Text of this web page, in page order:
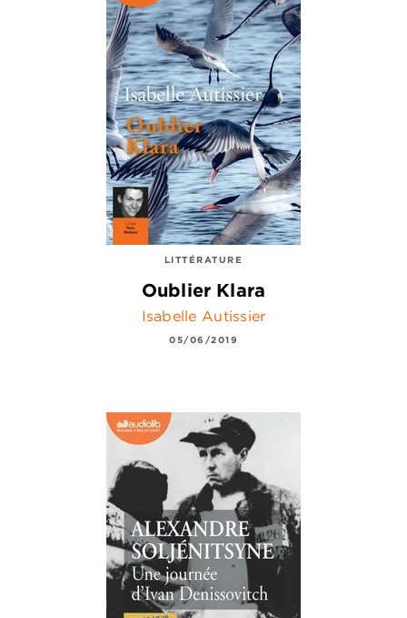
LITTÉRATURE
Oublier Klara
Isabelle Autissier
05/06/2019